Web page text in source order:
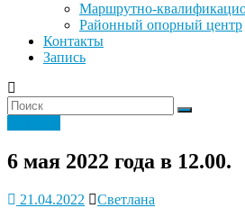
Маршрутно-
Районный опорный центр
Контакты
Запись
6 мая 2022 года в 12.00.
21.04.2022
Светлана